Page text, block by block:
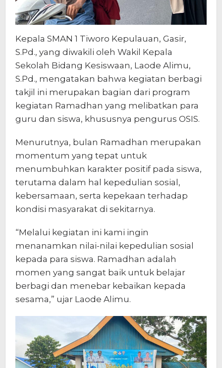
Kepala SMAN 1 Tiworo Kepulauan, Gasir,
S.Pd., yang diwakili oleh Wakil Kepala
Sekolah Bidang Kesiswaan, Laode Alimu,
S.Pd., mengatakan bahwa kegiatan berbagi
takjil ini merupakan bagian dari program
kegiatan Ramadhan yang melibatkan para
guru dan siswa, khususnya pengurus OSIS.
Menurutnya, bulan Ramadhan merupakan
momentum yang tepat untuk
menumbuhkan karakter positif pada siswa,
terutama dalam hal kepedulian sosial,
kebersamaan, serta kepekaan terhadap
kondisi masyarakat di sekitarnya.
“Melalui kegiatan ini kami ingin
menanamkan nilai-nilai kepedulian sosial
kepada para siswa. Ramadhan adalah
momen yang sangat baik untuk belajar
berbagi dan menebar kebaikan kepada
sesama,” ujar Laode Alimu.